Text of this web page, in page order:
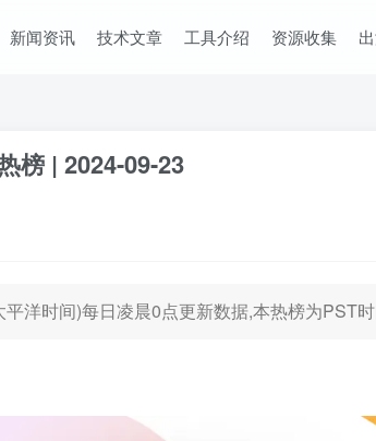
新闻资讯 技术文章 工具介绍 资源收集
榜 | 2024-09-23
洋时间)每日凌晨0点更新数据,本热榜为PST